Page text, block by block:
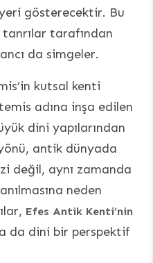
gösterecektir. Bu
tarafından
da simgeler.
kutsal kenti
adına inşa edilen
dini yapılarından
antik dünyada
değil, aynı zamanda
neden
Efes Antik Kenti’nin
da dini bir perspektif